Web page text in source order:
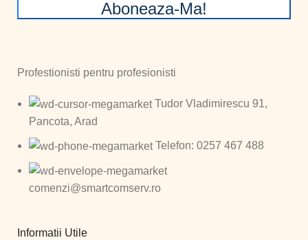
Aboneaza-Ma!
Profestionisti pentru profesionisti
Tudor Vladimirescu 91,
Pancota, Arad
Telefon: 0257 467 488
comenzi@smartcomserv.ro
Informatii Utile